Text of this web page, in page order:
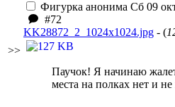
>>
Фигурка анонима Сб 09
#72
KK28872_2_1024x1024.jpg - (
Паучок! Я начинаю
места на полках нет и